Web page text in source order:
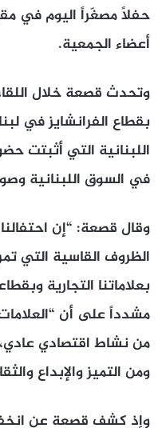
حفلاً مصغّراً اليوم في
أعضاء الجمعية.
وتحدث قصعة خلال
بقطاع الفرانشايز في
اللبنانية التي أثبتت
في السوق اللبنانية
وقال قصعة: “إن
الظروف القاسية التي
بعلاماتنا التجارية
مشدداً على أن “العلامات
من نشاط اقتصادي
ومن التميز والإبداع
وإذ كشف قصعة عن